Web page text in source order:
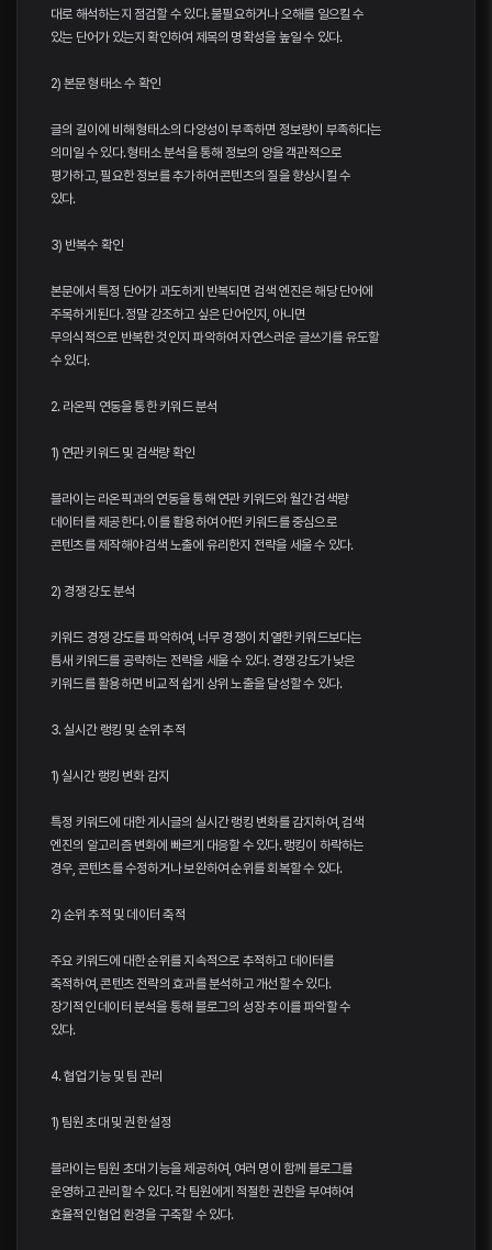
대로 해석하는지 점검할 수 있다. 불필요하거나 오해를 일으킬 수
있는 단어가 있는지 확인하여 제목의 명확성을 높일 수 있다.
2) 본문 형태소 수 확인
글의 길이에 비해 형태소의 다양성이 부족하면 정보량이 부족하다는
의미일 수 있다. 형태소 분석을 통해 정보의 양을 객관적으로
평가하고, 필요한 정보를 추가하여 콘텐츠의 질을 향상시킬 수
있다.
3) 반복수 확인
본문에서 특정 단어가 과도하게 반복되면 검색 엔진은 해당 단어에
주목하게 된다. 정말 강조하고 싶은 단어인지, 아니면
무의식적으로 반복한 것인지 파악하여 자연스러운 글쓰기를 유도할
수 있다.
2. 라온픽 연동을 통한 키워드 분석
1) 연관 키워드 및 검색량 확인
블라이는 라온픽과의 연동을 통해 연관 키워드와 월간 검색량
데이터를 제공한다. 이를 활용하여 어떤 키워드를 중심으로
콘텐츠를 제작해야 검색 노출에 유리한지 전략을 세울 수 있다.
2) 경쟁 강도 분석
키워드 경쟁 강도를 파악하여, 너무 경쟁이 치열한 키워드보다는
틈새 키워드를 공략하는 전략을 세울 수 있다. 경쟁 강도가 낮은
키워드를 활용하면 비교적 쉽게 상위 노출을 달성할 수 있다.
3. 실시간 랭킹 및 순위 추적
1) 실시간 랭킹 변화 감지
특정 키워드에 대한 게시글의 실시간 랭킹 변화를 감지하여, 검색
엔진의 알고리즘 변화에 빠르게 대응할 수 있다. 랭킹이 하락하는
경우, 콘텐츠를 수정하거나 보완하여 순위를 회복할 수 있다.
2) 순위 추적 및 데이터 축적
주요 키워드에 대한 순위를 지속적으로 추적하고 데이터를
축적하여, 콘텐츠 전략의 효과를 분석하고 개선할 수 있다.
장기적인 데이터 분석을 통해 블로그의 성장 추이를 파악할 수
있다.
4. 협업 기능 및 팀 관리
1) 팀원 초대 및 권한 설정
블라이는 팀원 초대 기능을 제공하여, 여러 명이 함께 블로그를
운영하고 관리할 수 있다. 각 팀원에게 적절한 권한을 부여하여
효율적인 협업 환경을 구축할 수 있다.